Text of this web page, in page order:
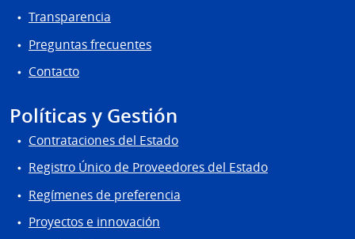
Transparencia
Preguntas frecuentes
Contacto
Políticas y Gestión
Contrataciones del Estado
Registro Único de Proveedores del Estado
Regímenes de preferencia
Proyectos e innovación